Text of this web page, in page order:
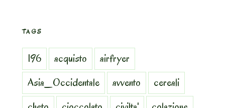
TAGS
196 acquisto
airfryer
Asia_Occidentale
avvento
cereali